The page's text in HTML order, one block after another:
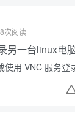
次阅读
另一台linux电脑
用 VNC 服务登